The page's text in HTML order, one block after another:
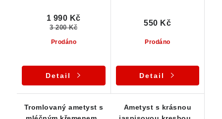
Prodáno
1 990 Kč
3 200 Kč
Detail
Prodáno
550 Kč
Detail
Tromlovaný ametyst s
Ametyst s krásnou